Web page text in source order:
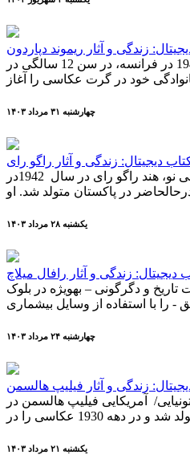
ریموند دپاردون، متولد سال 1942 در فرانسه، در سن 12 سالگی در
چهارشنبه ۳۱ مرداد ۱۴۰۳
متولد 1942/ مستقر در دهلی نو، هند راگو رای در سال 1942در
يکشنبه ۲۸ مرداد ۱۴۰۳
تاریخ و دگرگونی – به­ویژه در بلوک
چهارشنبه ۲۴ مرداد ۱۴۰۳
1906 / درگذشت 1979 / لتونیایی/ آمریکایی فیلیپ هالسمن در
يکشنبه ۲۱ مرداد ۱۴۰۳